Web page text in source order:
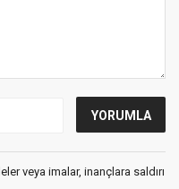
veya imalar, inançlara saldırı